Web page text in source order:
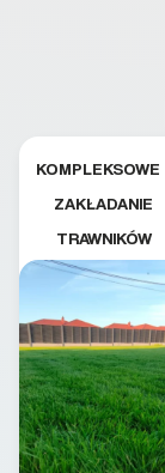
KOMPLEKSOWE
ZAKŁADANIE
TRAWNIKÓW